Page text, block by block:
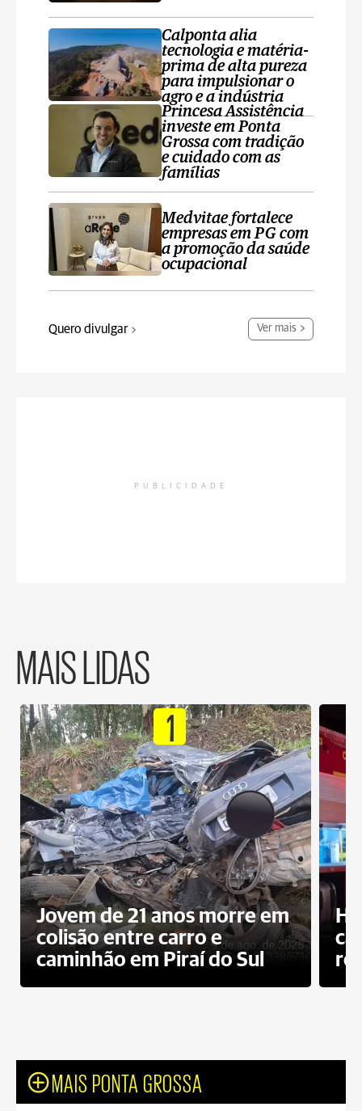
Calponta alia
tecnologia e matéria-
prima de alta pureza
para impulsionar o
agro e a indústria
Princesa Assistência
investe em Ponta
Grossa com tradição
e cuidado com as
famílias
Medvitae fortalece
empresas em PG com
a promoção da saúde
ocupacional
Quero divulgar Ver mais
PUBLICIDADE
MAIS LIDAS
1
Jovem de 21 anos morre em
colisão entre carro e
caminhão em Piraí do Sul
MAIS PONTA GROSSA